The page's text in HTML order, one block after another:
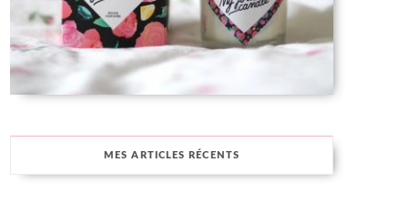
MES ARTICLES RÉCENTS